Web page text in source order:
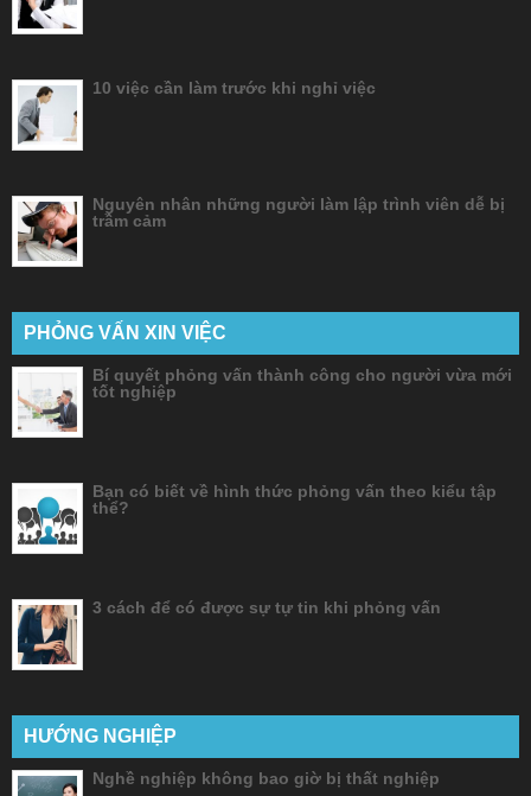
10 việc cần làm trước khi nghỉ việc
Nguyên nhân những người làm lập trình viên dễ bị
trầm cảm
PHỎNG VẤN XIN VIỆC
Bí quyết phỏng vấn thành công cho người vừa mới
tốt nghiệp
Bạn có biết về hình thức phỏng vấn theo kiểu tập
thể?
3 cách để có được sự tự tin khi phỏng vấn
HƯỚNG NGHIỆP
Nghề nghiệp không bao giờ bị thất nghiệp